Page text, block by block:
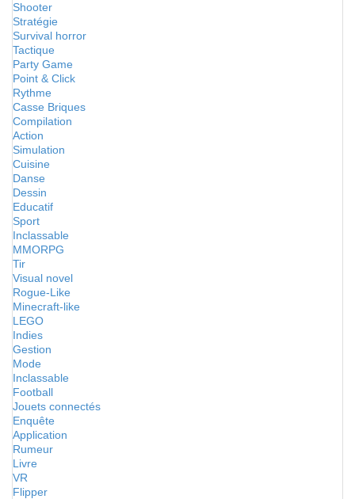
Shooter
Stratégie
Survival horror
Tactique
Party Game
Point & Click
Rythme
Casse Briques
Compilation
Action
Simulation
Cuisine
Danse
Dessin
Educatif
Sport
Inclassable
MMORPG
Tir
Visual novel
Rogue-Like
Minecraft-like
LEGO
Indies
Gestion
Mode
Inclassable
Football
Jouets connectés
Enquête
Application
Rumeur
Livre
VR
Flipper